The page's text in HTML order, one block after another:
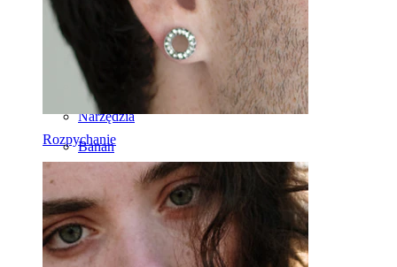
Rozpychanie
Kółko
Narzędzia
Banan
Płatek ucha
Tytan